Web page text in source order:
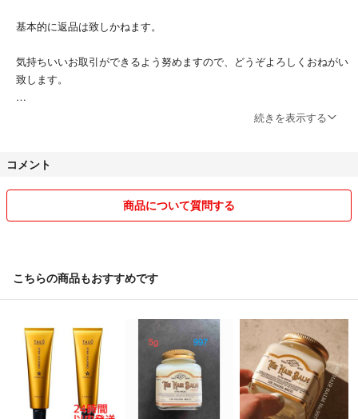
基本的に返品は致しかねます。
気持ちいいお取引ができるよう努めますので、どうぞよろしくおねがい
致します。
続きを表示する
コメント
商品について質問する
こちらの商品もおすすめです